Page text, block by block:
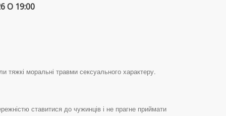
О 19:00
моральні травми сексуального характеру.
ставитися до чужинців і не прагне приймати